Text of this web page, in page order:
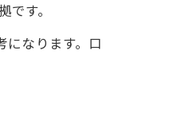
す。
なります。口